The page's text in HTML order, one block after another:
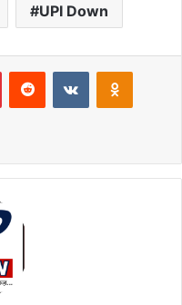
UPI Down
PinterestReddit VKontakte